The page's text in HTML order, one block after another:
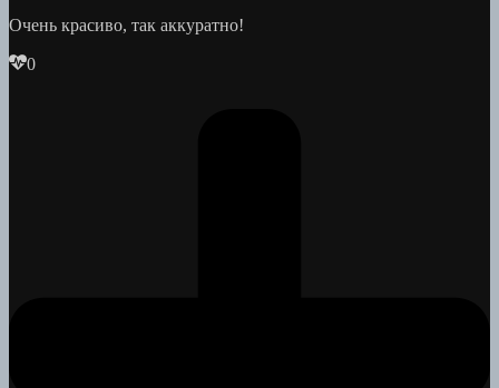
Очень красиво, так аккуратно!
0